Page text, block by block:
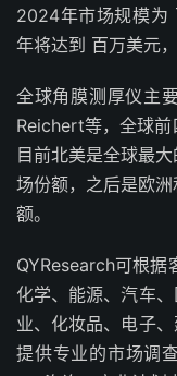
2024年市场规模为
年将达到 百万美元
全球角膜测厚仪主
Reichert等，全球前
目前北美是全球最
场份额，之后是欧
额。
QYResearch可根据
化学、能源、汽车
业、化妆品、电子
提供专业的市场调